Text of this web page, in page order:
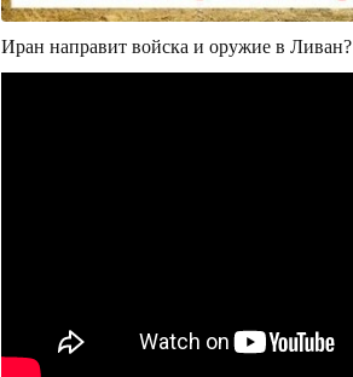
Иран направит войска и оружие в Ливан?